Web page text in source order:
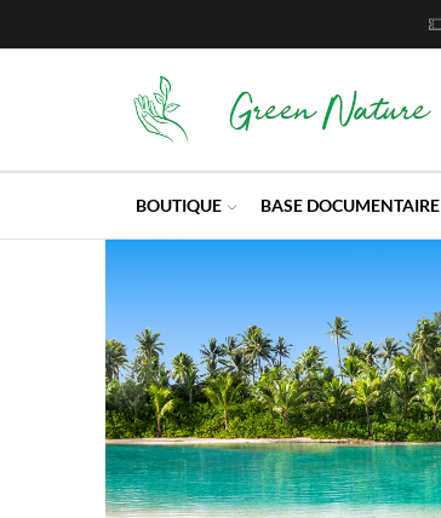
BOUTIQUE BASE DOCUMENTAIRE